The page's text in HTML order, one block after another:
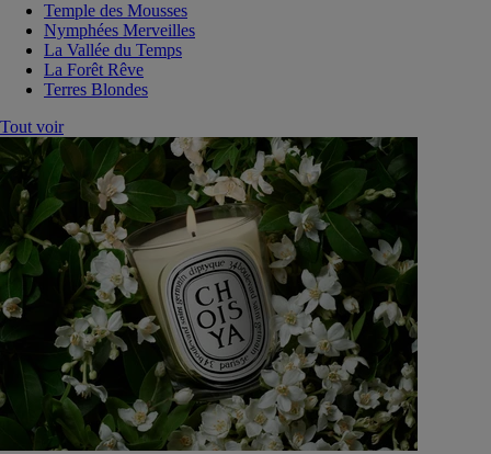
Temple des Mousses
Nymphées Merveilles
La Vallée du Temps
La Forêt Rêve
Terres Blondes
Tout voir